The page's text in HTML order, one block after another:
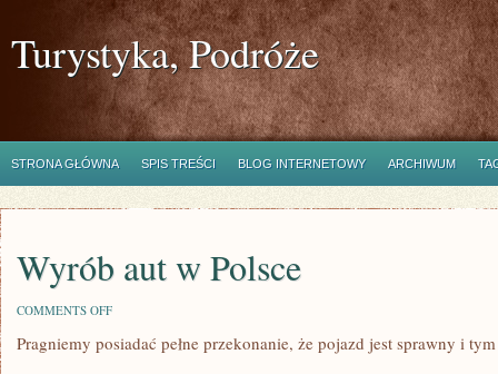
Turystyka, Podróże
STRONA GŁÓWNA SPIS TREŚCI BLOG INTERNETOWY ARCHIWUM
Wyrób aut w Polsce
COMMENTS OFFON
AUT
Pragniemy posiadać pełne przekonanie, że pojazd jest sprawny i